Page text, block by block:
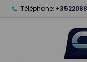
Téléphone: